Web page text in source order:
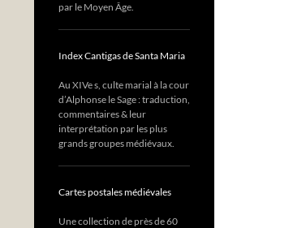
par le Moyen Âge.
Index Cantigas de Santa Maria
Au XIVe s, culte marial à la cour
d’Alphonse le Sage : traduction,
commentaires & leur
interprétation par les plus
grands groupes médiévaux.
Cartes postales médiévales
Une collection de près de 60